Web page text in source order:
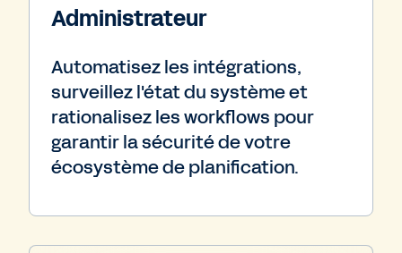
Administrateur
Automatisez les intégrations,
surveillez l'état du système et
rationalisez les workflows pour
garantir la sécurité de votre
écosystème de planification.